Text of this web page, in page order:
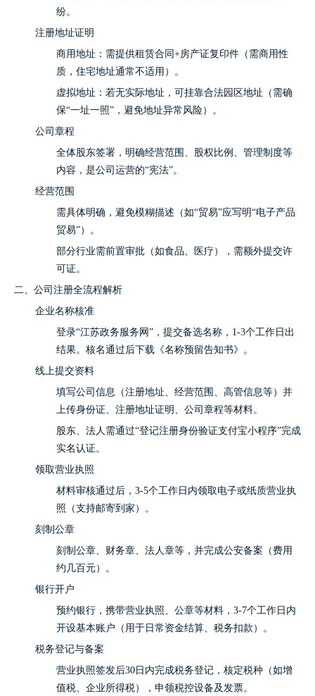
纷。
注册地址证明
商用地址：需提供租赁合同+房产证复印件（需商用性
质，住宅地址通常不适用）。
虚拟地址：若无实际地址，可挂靠合法园区地址（需确
保“一址一照”，避免地址异常风险）。
公司章程
全体股东签署，明确经营范围、股权比例、管理制度等
内容，是公司运营的“宪法”。
经营范围
需具体明确，避免模糊描述（如“贸易”应写明“电子产品
贸易”）。
部分行业需前置审批（如食品、医疗），需额外提交许
可证。
二、公司注册全流程解析
企业名称核准
登录“江苏政务服务网”，提交备选名称，1-3个工作日出
结果。核名通过后下载《名称预留告知书》。
线上提交资料
填写公司信息（注册地址、经营范围、高管信息等）并
上传身份证、注册地址证明、公司章程等材料。
股东、法人需通过“登记注册身份验证支付宝小程序”完成
实名认证。
领取营业执照
材料审核通过后，3-5个工作日内领取电子或纸质营业执
照（支持邮寄到家）。
刻制公章
刻制公章、财务章、法人章等，并完成公安备案（费用
约几百元）。
银行开户
预约银行，携带营业执照、公章等材料，3-7个工作日内
开设基本账户（用于日常资金结算、税务扣款）。
税务登记与备案
营业执照签发后30日内完成税务登记，核定税种（如增
值税、企业所得税），申领税控设备及发票。